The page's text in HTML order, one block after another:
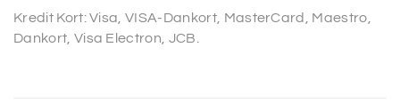
Kredit Kort: Visa, VISA-Dankort, MasterCard, Maestro,
Dankort, Visa Electron, JCB.